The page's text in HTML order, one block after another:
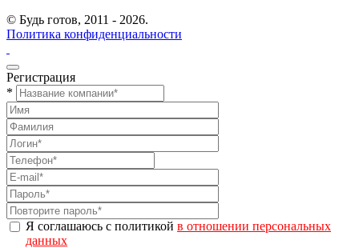
© Будь готов, 2011 - 2026.
Политика конфиденциальности
Регистрация
*
Я соглашаюсь с политикой в отношении персональных
данных